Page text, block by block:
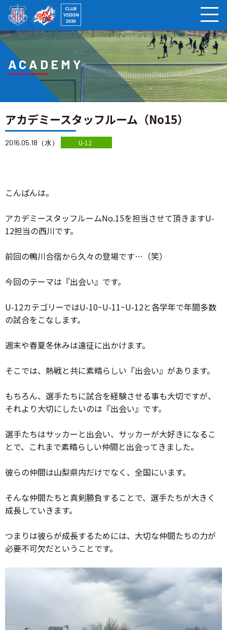
ACADEMY
アカデミースタッフルーム（No15）
2016.05.18（水） U-12
こんばんは。
アカデミースタッフルームNo.15を担当させて頂きますU-
12担当の西川です。
前回の鴨川合宿から久々の登場です…（笑）
今回のテーマは『出会い』です。
U-12カテゴリーではU-10~U-11~U-12と各学年で年間多数
の試合をこなします。
週末や春夏冬休みは遠征に出かけます。
そこでは、熱戦と共に素晴らしい『出会い』があります。
もちろん、選手たちに試合を経験させる事も大切ですが、
それより大切にしたいのは『出会い』です。
選手たちはサッカーと出会い、サッカーが大好きになるこ
とで、これまで素晴らしい仲間と出会ってきました。
彼らの仲間は山梨県内だけでなく、全国にいます。
そんな仲間たちと真剣勝負することで、選手たちが大きく
成長していきます。
つまりは彼らが成長するためには、大切な仲間たちの力が
必要不可欠だということです。